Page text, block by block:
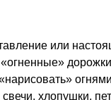
или
свечи, хлопушки,